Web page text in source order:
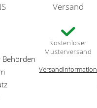
Behörden
Versand
Kostenloser
Musterversand
Versandinformation